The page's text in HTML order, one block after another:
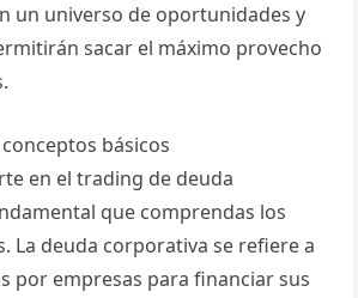
un universo de oportunidades y
sacar el máximo provecho
básicos
en el trading de deuda
que comprendas los
La deuda corporativa se refiere a
por empresas para financiar sus